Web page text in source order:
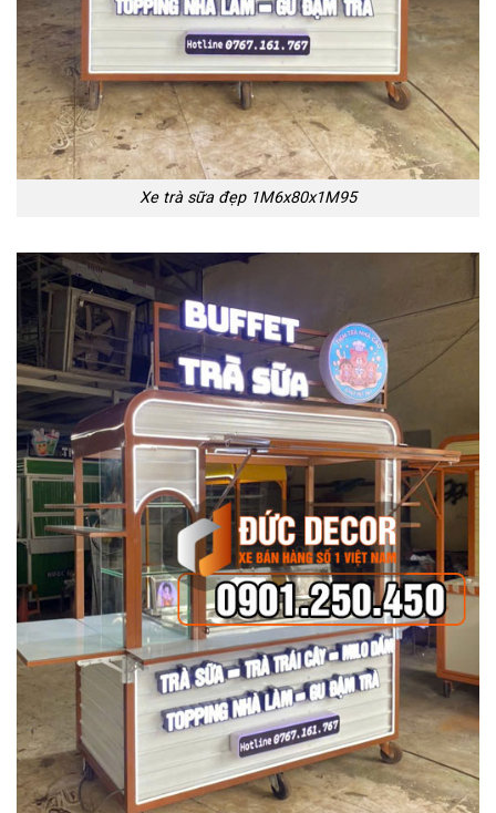
Xe trà sữa đẹp 1M6x80x1M95